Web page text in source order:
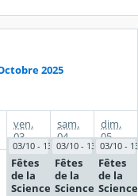
2025
03/10 - 13/10
Fêtes
de la
Science
03/10 - 13/10
Fêtes
de la
Science
03/10 -
Fêtes
de la
Science
ven.
03
sam.
04
dim.
05